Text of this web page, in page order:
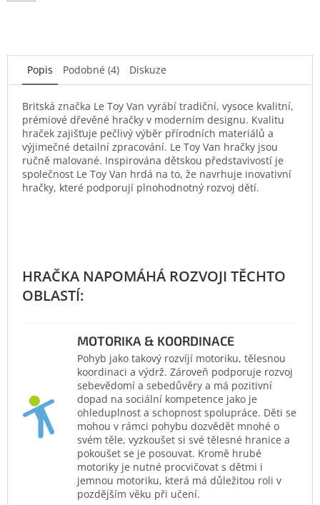
Popis Podobné (4) Diskuze
Britská značka Le Toy Van vyrábí tradiční, vysoce kvalitní,
prémiové dřevěné hračky v moderním designu. Kvalitu
hraček zajišťuje pečlivý výběr přírodních materiálů a
výjimečné detailní zpracování. Le Toy Van hračky jsou
ručně malované. Inspirována dětskou představivostí je
společnost Le Toy Van hrdá na to, že navrhuje inovativní
hračky, které podporují plnohodnotný rozvoj dětí.
MOTORIKA & KOORDINACE
Pohyb jako takový rozvíjí motoriku, tělesnou
koordinaci a výdrž. Zároveň podporuje rozvoj
sebevědomí a sebedůvěry a má pozitivní
dopad na sociální kompetence jako je
ohleduplnost a schopnost spolupráce. Děti se
mohou v rámci pohybu dozvědět mnohé o
svém těle, vyzkoušet si své tělesné hranice a
pokoušet se je posouvat. Kromě hrubé
motoriky je nutné procvičovat s dětmi i
jemnou motoriku, která má důležitou roli v
pozdějším věku při učení.